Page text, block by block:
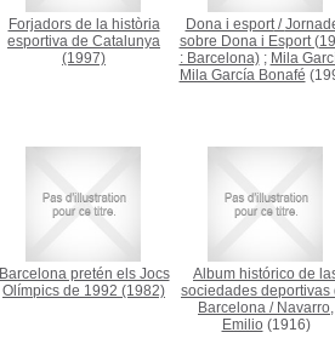
Forjadors de la història
esportiva de Catalunya
(1997)
Dona i esport/
sobre Dona i Esport
: Barcelona); Mila
Mila García Bonafé
Barcelona pretén els Jocs
Olímpics de 1992 (1982)
Album histórico de
sociedades deportivas
Barcelona / Navarro,
Emilio(1916)